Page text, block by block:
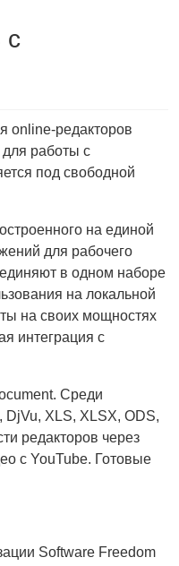
с
online-редакторов
работы с
под свободной
на единой
для рабочего
в одном наборе
на локальной
на своих мощностях
интеграция с
Среди
XLS, XLSX, ODS,
редакторов через
с YouTube. Готовые
Software Freedom